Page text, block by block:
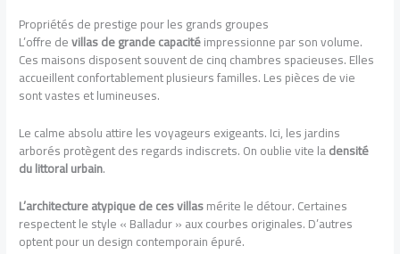
Propriétés de prestige pour les grands groupes
L’offre devillas de grande capacitéimpressionne par son volume.
Ces maisons disposent souvent de cinq chambres spacieuses. Elles
accueillent confortablement plusieurs familles. Les pièces de vie
sont vastes et lumineuses.
Le calme absolu attire les voyageurs exigeants. Ici, les jardins
arborés protègent des regards indiscrets. On oublie vite ladensité
du littoral urbain.
L’architecture atypique de ces villasmérite le détour. Certaines
respectent le style « Balladur » aux courbes originales. D’autres
optent pour un design contemporain épuré.